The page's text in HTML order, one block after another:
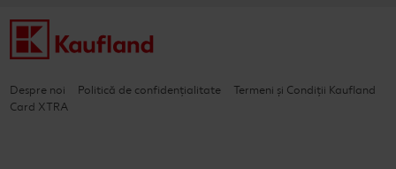
Despre noi Politică de confidențialitate
Termeni și Condiții Kaufland
Card XTRA